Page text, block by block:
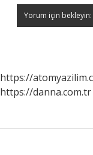
https://
https://danna.com.tr